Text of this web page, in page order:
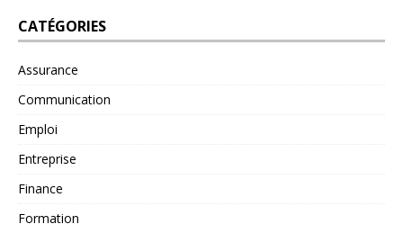
CATÉGORIES
Assurance
Communication
Emploi
Entreprise
Finance
Formation